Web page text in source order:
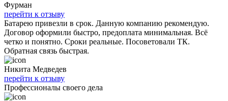
Фурман
перейти к отзыву
Батарею привезли в срок. Данную компанию рекомендую.
Договор оформили быстро, предоплата минимальная. Всё
четко и понятно. Сроки реальные. Посоветовали ТК.
Обратная связь быстрая.
Никита Медведев
перейти к отзыву
Профессионалы своего дела